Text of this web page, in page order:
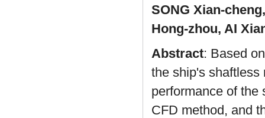
SONG Xian-cheng
Hong-zhou, AI
Abstract: Based
the ship's shaftless
performance of the
CFD method, and